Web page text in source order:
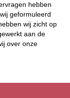
hebben
geformuleerd
wij zicht op
aan de
over onze